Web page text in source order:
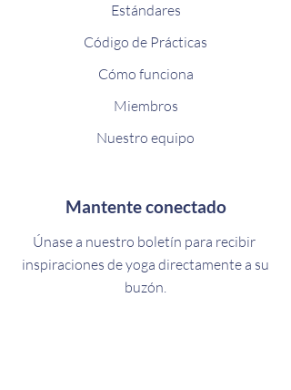
Estándares
Código de Prácticas
Cómo funciona
Miembros
Nuestro equipo
Mantente conectado
Únase a nuestro boletín para recibir
inspiraciones de yoga directamente a su
buzón.